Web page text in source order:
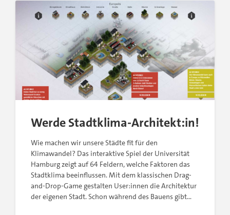
Werde Stadtklima-Architekt:in!
Wie machen wir unsere Städte fit für den
Klimawandel? Das interaktive Spiel der Universität
Hamburg zeigt auf 64 Feldern, welche Faktoren das
Stadtklima beeinflussen. Mit dem klassischen Drag-
and-Drop-Game gestalten User:innen die Architektur
der eigenen Stadt. Schon während des Bauens gibt…